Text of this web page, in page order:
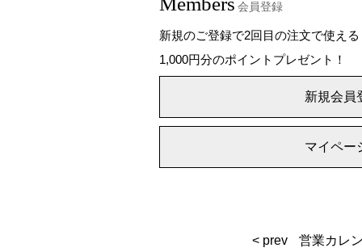
会員登録
新規のご登録で2回目の注文で使える
1,000円分のポイントプレゼント！
新規会員
マイペー
< prev 営業カレ